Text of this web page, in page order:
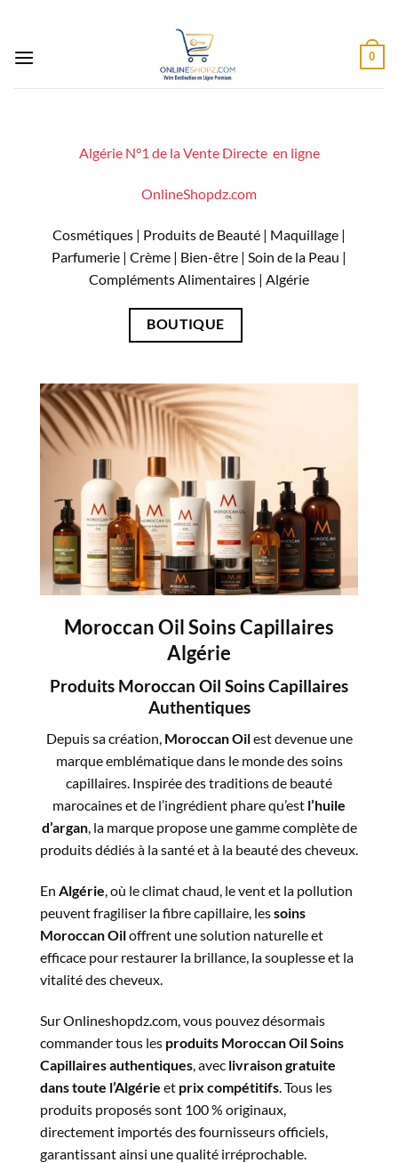
contenu
0
Algérie N°1 de la Vente Directe en ligne
OnlineShopdz.com
Cosmétiques | Produits de Beauté | Maquillage |
Parfumerie | Crème | Bien-être | Soin de la Peau |
Compléments Alimentaires | Algérie
BOUTIQUE
Moroccan Oil Soins Capillaires
Algérie
Produits Moroccan Oil Soins Capillaires
Authentiques
Depuis sa création, Moroccan Oilest devenue une
marque emblématique dans le monde des soins
capillaires. Inspirée des traditions de beauté
marocaines et de l’ingrédient phare qu’est l’huile
d’argan, la marque propose une gamme complète de
produits dédiés à la santé et à la beauté des cheveux.
En Algérie , où le climat chaud, le vent et la pollution
peuvent fragiliser la fibre capillaire, lessoins
Moroccan Oiloffrent une solution naturelle et
efficace pour restaurer la brillance, la souplesse et la
vitalité des cheveux.
Sur Onlineshopdz.com, vous pouvez désormais
commander tous les produits Moroccan Oil Soins
Capillaires authentiques , avec livraison gratuite
dans toute l’Algérie et prix compétitifs . Tous les
produits proposés sont 100 % originaux,
directement importés des fournisseurs officiels,
garantissant ainsi une qualité irréprochable.